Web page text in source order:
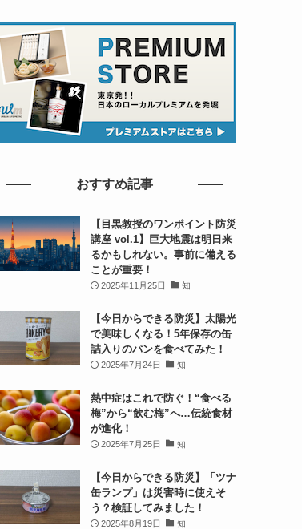
おすすめ記事
【目黒教授のワンポイント防災
講座 vol.1】巨大地震は明日来
るかもしれない。事前に備える
ことが重要！
2025年11月25日 知
【今日からできる防災】太陽光
で美味しくなる！5年保存の缶
詰入りのパンを食べてみた！
2025年7月24日 知
熱中症はこれで防ぐ！“食べる
梅”から“飲む梅”へ…伝統食材
が進化！
2025年7月25日 知
【今日からできる防災】「ツナ
缶ランプ」は災害時に使えそ
う？検証してみました！
2025年8月19日 知